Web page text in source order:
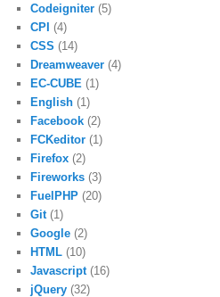
Codeigniter (5)
CPI (4)
CSS (14)
Dreamweaver (4)
EC-CUBE (1)
English (1)
Facebook (2)
FCKeditor (1)
Firefox (2)
Fireworks (3)
FuelPHP (20)
Git (1)
Google (2)
HTML (10)
Javascript (16)
jQuery (32)